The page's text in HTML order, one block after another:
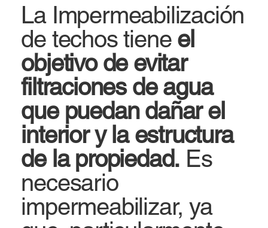
La Impermeabilización
de techos tiene el
objetivo de evitar
filtraciones de agua
que puedan dañar el
interior y la estructura
de la propiedad. Es
necesario
impermeabilizar, ya